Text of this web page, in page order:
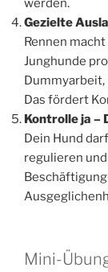
werden.
Gezielte
Rennen
Junghunde
Das fördert
Kontrolle ja –
Dein Hund
regulieren
Mini-